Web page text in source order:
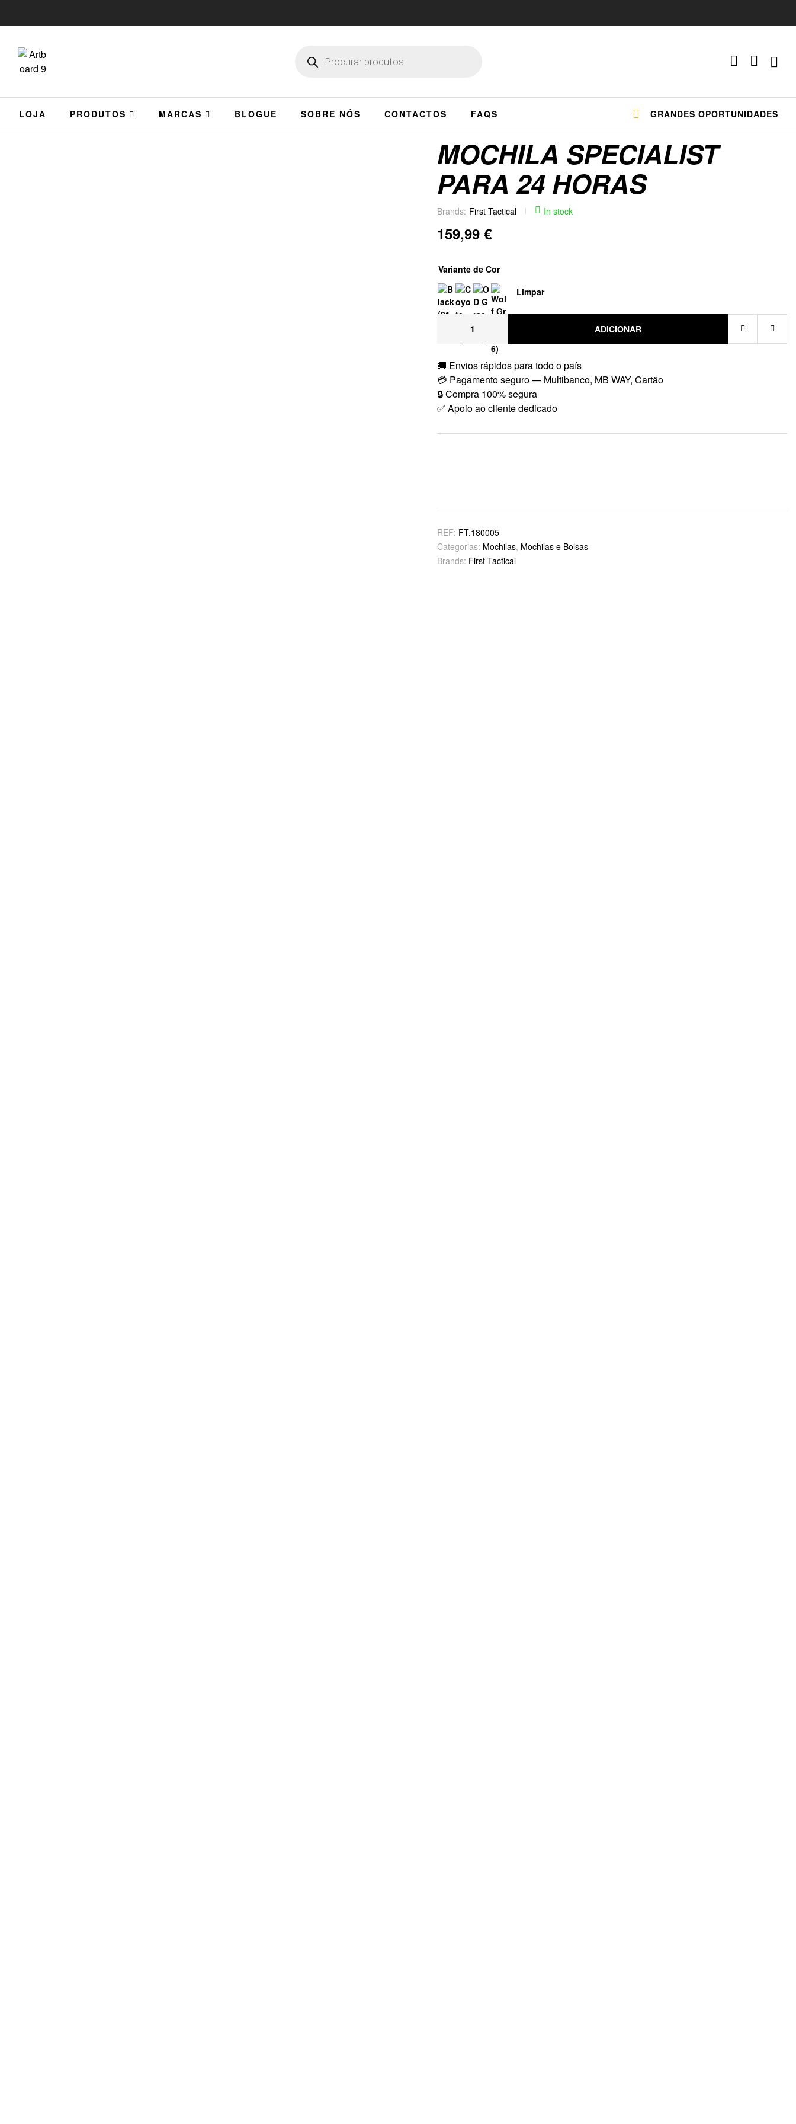
LOJA PRODUTOS MARCAS BLOGUE SOBRE NÓS CONTACTOS FAQS GRANDES OPORTUNIDADES
MOCHILA SPECIALIST
PARA 24 HORAS
Brands: First Tactical In stock
159,99 €
Variante de Cor
Limpar
ADICIONAR
🚚 Envios rápidos para todo o país
💳 Pagamento seguro — Multibanco, MB WAY, Cartão
🔒 Compra 100% segura
✅ Apoio ao cliente dedicado
REF: FT.180005
Categorias: Mochilas, Mochilas e Bolsas
Brands: First Tactical